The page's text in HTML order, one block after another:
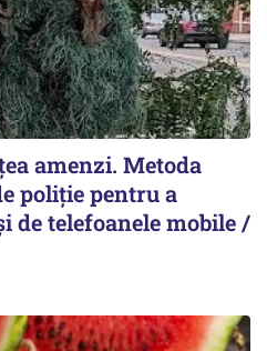
amenzi. Metoda
poliție pentru a
de telefoanele mobile /